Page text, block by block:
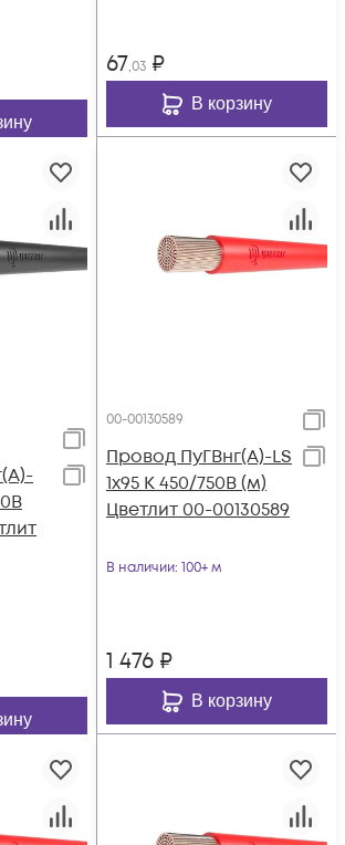
67,03 ₽
В корзину
00-00130589
Провод ПуГВнг(А)-LS
1х95 К 450/750В (м)
Цветлит 00-00130589
В наличии: 100+ м
1 476 ₽
В корзину